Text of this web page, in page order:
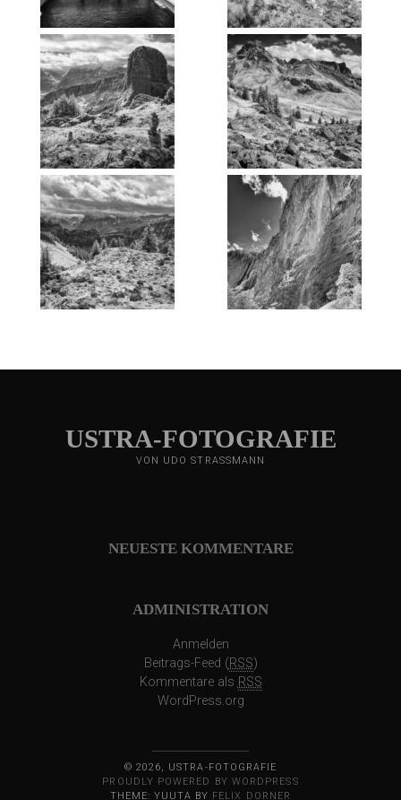
USTRA-FOTOGRAFIE
VON UDO STRASSMANN
NEUESTE KOMMENTARE
ADMINISTRATION
Anmelden
Beitrags-Feed (RSS)
Kommentare als RSS
WordPress.org
© 2026, USTRA-FOTOGRAFIE
PROUDLY POWERED BY WORDPRESS
THEME: YUUTA BY FELIX DORNER